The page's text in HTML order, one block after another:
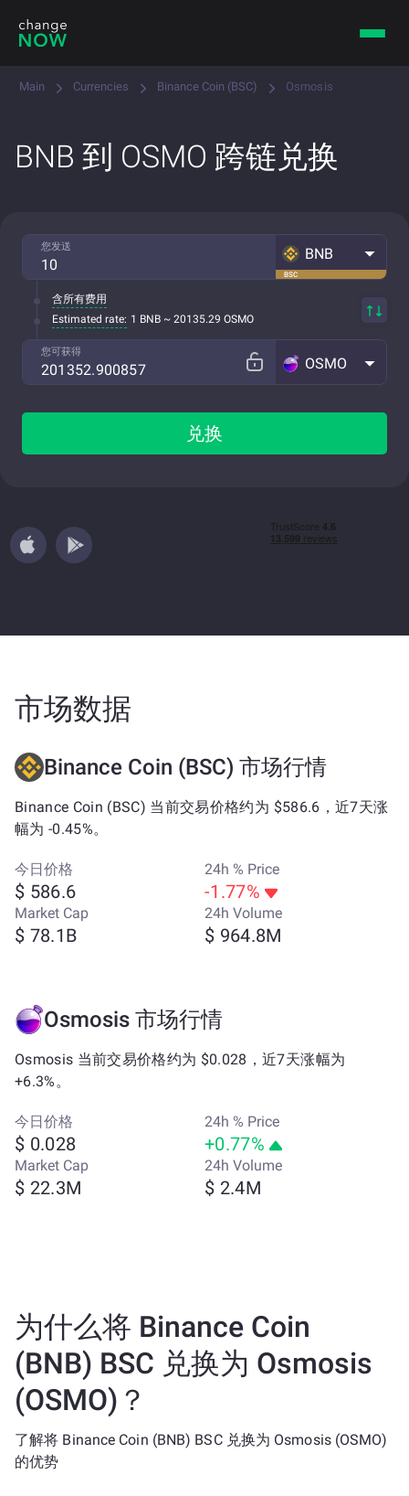
Main Currencies Binance Coin (BSC) Osmosis
BNB 到 OSMO 跨链兑换
您发送
BSC
BNB
含所有费用
Estimated rate: 1 BNB ~ 20135.29 OSMO
您可获得
OSMO
兑换
市场数据
Binance Coin (BSC) 市场行情
Binance Coin (BSC) 当前交易价格约为 $586.6，近7天涨
幅为 -0.45%。
今日价格
$ 586.6
24h % Price
-1.77%
Market Cap
$ 78.1B
24h Volume
$ 964.8M
Osmosis 市场行情
Osmosis 当前交易价格约为 $0.028，近7天涨幅为
+6.3%。
今日价格
$ 0.028
24h % Price
+0.77%
Market Cap
$ 22.3M
24h Volume
$ 2.4M
为什么将 Binance Coin
(BNB) BSC 兑换为 Osmosis
(OSMO)？
了解将 Binance Coin (BNB) BSC 兑换为 Osmosis (OSMO)
的优势